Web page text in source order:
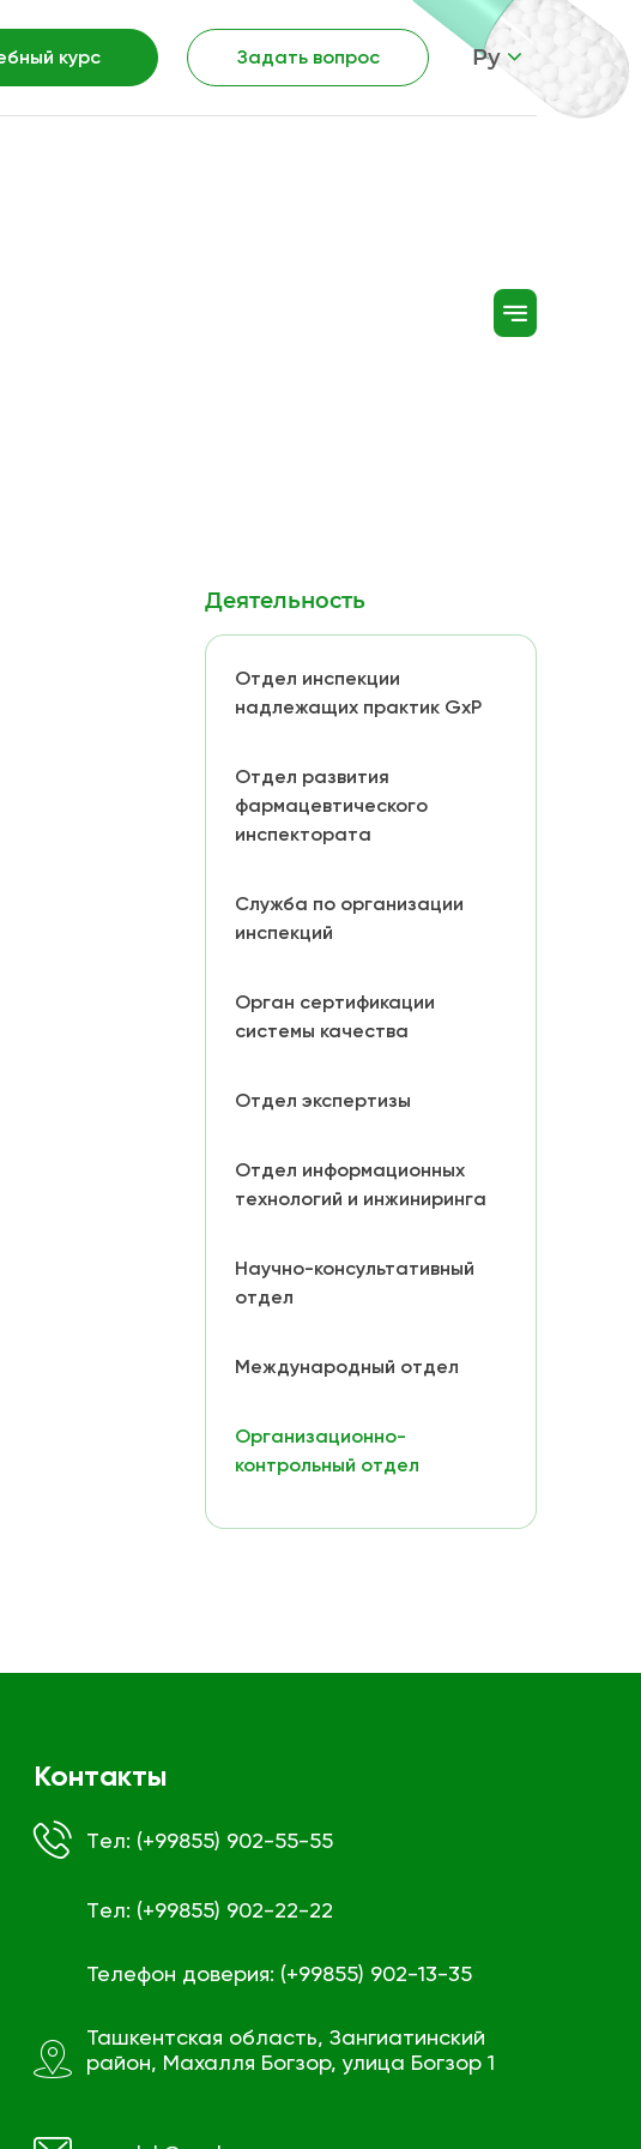
курс Задать вопрос Ру
Деятельность
Отдел инспекции
надлежащих практик GxP
Отдел развития
фармацевтического
инспектората
Служба по организации
инспекций
Орган сертификации
системы качества
Отдел экспертизы
Отдел информационных
технологий и инжиниринга
Научно-консультативный
отдел
Международный отдел
Организационно-
контрольный отдел
Контакты
Tел: (+99855) 902-55-55
Tел: (+99855) 902-22-22
Телефон доверия: (+99855) 902-13-35
Ташкентская область, Зангиатинский
район, Махалля Богзор, улица Богзор 1